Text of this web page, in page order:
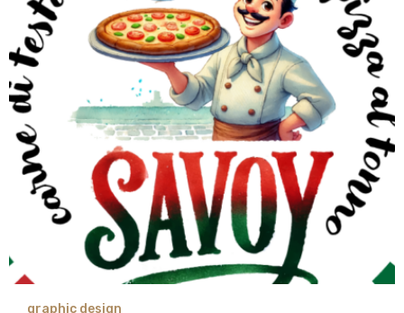
graphic design